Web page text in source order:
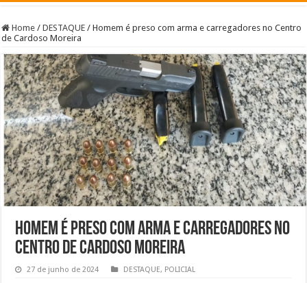
Home / DESTAQUE / Homem é preso com arma e carregadores no Centro
de Cardoso Moreira
Homem é preso com arma e carregadores no
Centro de Cardoso Moreira
27 de junho de 2024 DESTAQUE, POLICIAL